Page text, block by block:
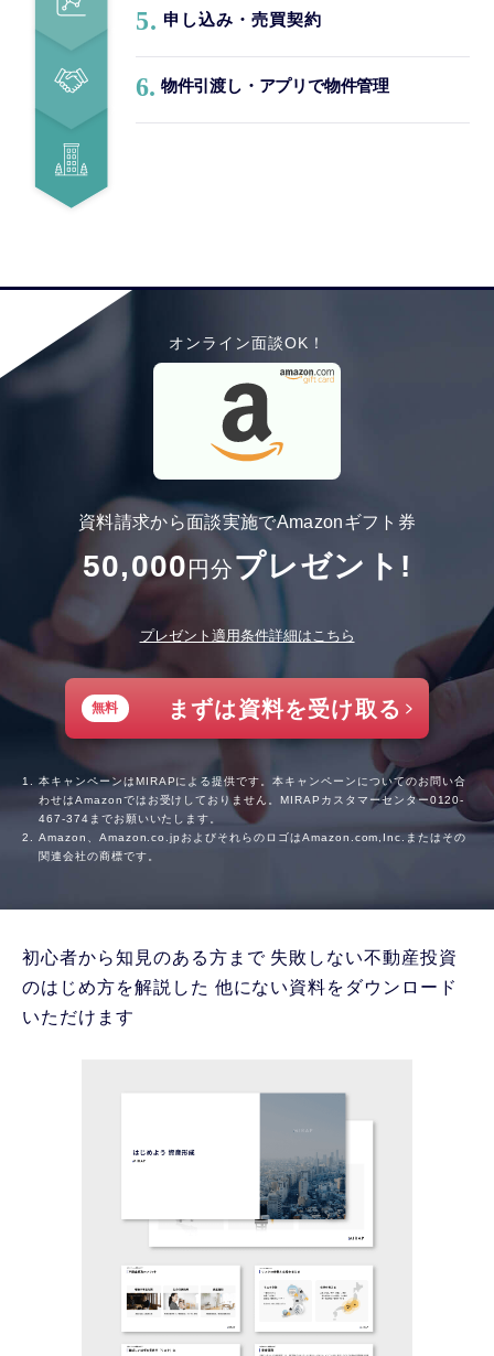
5. 申し込み・売買契約
6. 物件引渡し・アプリで物件管理
オンライン面談OK！
資料請求から面談実施でAmazonギフト券
50,000 円分プレゼント!
プレゼント適用条件詳細はこちら
無料 まずは資料を受け取る
本キャンペーンはMIRAPによる提供です。本キャンペーンについてのお問い合
わせはAmazonではお受けしておりません。MIRAPカスタマーセンター0120-
467-374 までお願いいたします。
Amazon、Amazon.co.jpおよびそれらのロゴはAmazon.com,Inc.またはその
関連会社の商標です。
初心者から知見のある方まで失敗しない不動産投資
のはじめ方を解説した 他にない資料をダウンロード
いただけます